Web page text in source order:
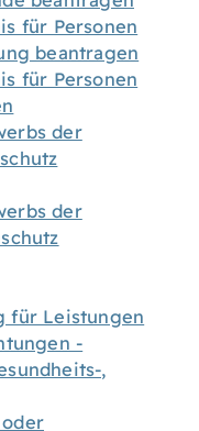
für Personen
beantragen
für Personen
der
der
für Leistungen
-
,